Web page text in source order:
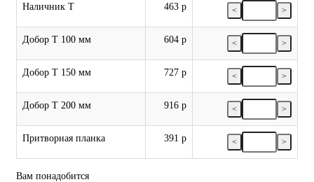
Наличник Т 463 р < >
Добор Т 100 мм 604 р < >
Добор Т 150 мм 727 р < >
Добор Т 200 мм 916 р < >
Притворная планка 391 р < >
Вам понадобится